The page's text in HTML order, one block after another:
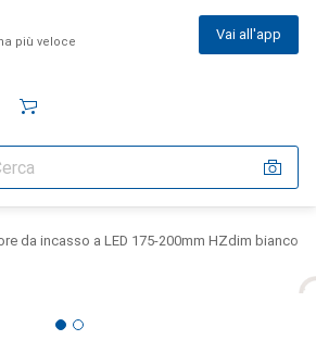
più veloce Vai all'app
da incasso a LED 175-200mm HZdim bianco